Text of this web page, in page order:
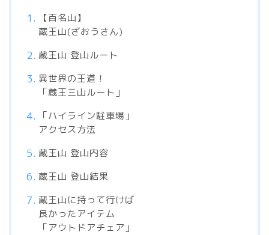
【百名山】
蔵王山(ざおうさん)
蔵王山 登山ルート
異世界の王道！
「蔵王三山ルート」
「ハイライン駐車場」
アクセス方法
蔵王山 登山内容
蔵王山 登山結果
蔵王山に持って行けば
良かったアイテム
「アウトドアチェア」